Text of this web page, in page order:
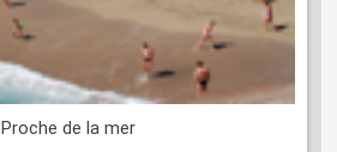
Proche de la mer